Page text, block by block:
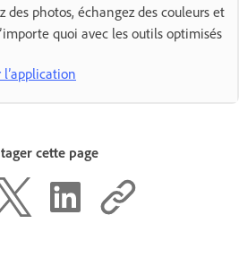
des photos, échangez des couleurs et
quoi avec les outils optimisés
l’application
cette page